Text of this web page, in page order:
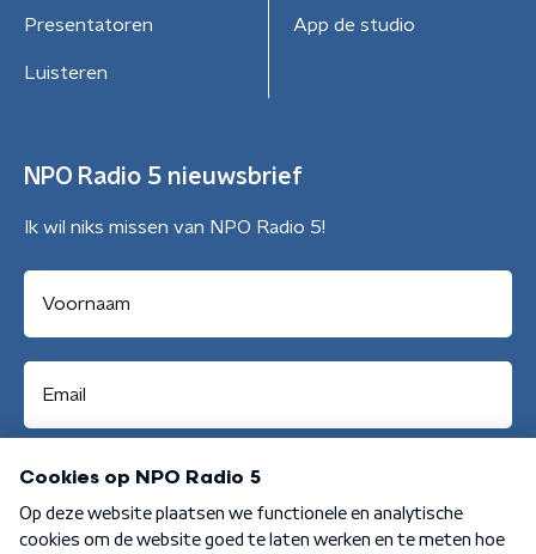
Presentatoren
Luisteren
App de studio
NPO Radio 5 nieuwsbrief
Ik wil niks missen van NPO Radio 5!
Aanmelden